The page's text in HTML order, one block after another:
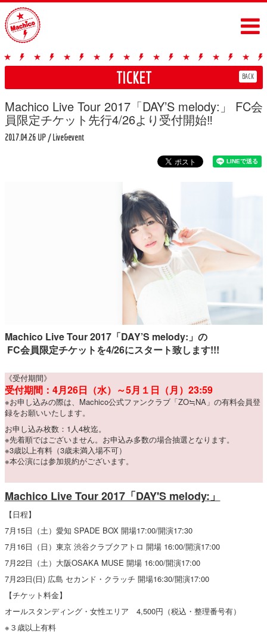
TICKET BACK
Machico Live Tour 2017「DAY’S melody:」 FC会
員限定チケット先行4/26より受付開始‼︎
2017.04.26 UP / Live&event
Machico Live Tour 2017「DAY’S melody:」の
FC会員限定チケットを4/26にスタート致します!!!
《受付期間》
受付期間：4月26日（水）～5月１日（月）23:59
※お申し込みの際は、Machico公式ファンクラブ「ZO≒NA」の有料会員登
録をお願いいたします。
お申し込み枚数：1人4枚迄。
※先着順ではございません。お申込み多数の場合抽選となります。
※3歳以上有料（3歳未満入場不可）
※本公演には参加規約がございます。
Machico Live Tour 2017「DAY'S melody:」
【日程】
7月15日（土）愛知 SPADE BOX 開場17:00/開演17:30
7月16日（日）東京 渋谷クラブクアトロ 開場 16:00/開演17:00
7月22日（土）大阪OSAKA MUSE 開場 16:00/開演17:00
7月23日(日) 広島 セカンド・クラッチ 開場16:30/開演17:00
【チケット料金】
オールスタンディング・女性エリア 4,500円（税込・整理番号有）
※３歳以上有料